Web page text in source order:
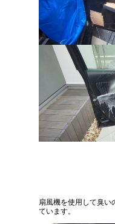
扇風機を使用して臭い
ています。